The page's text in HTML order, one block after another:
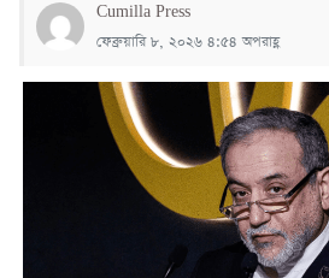
Cumilla Press
ফেব্রুয়ারি ৮, ২০২৬ ৪:৫৪ অপরাহ্ণ